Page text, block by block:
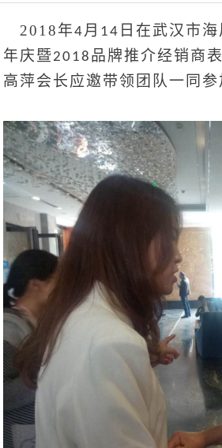
2018年4 月 14 日在武汉市
年庆暨2018 品牌推介经销商
高萍会长应邀带领团队一同参